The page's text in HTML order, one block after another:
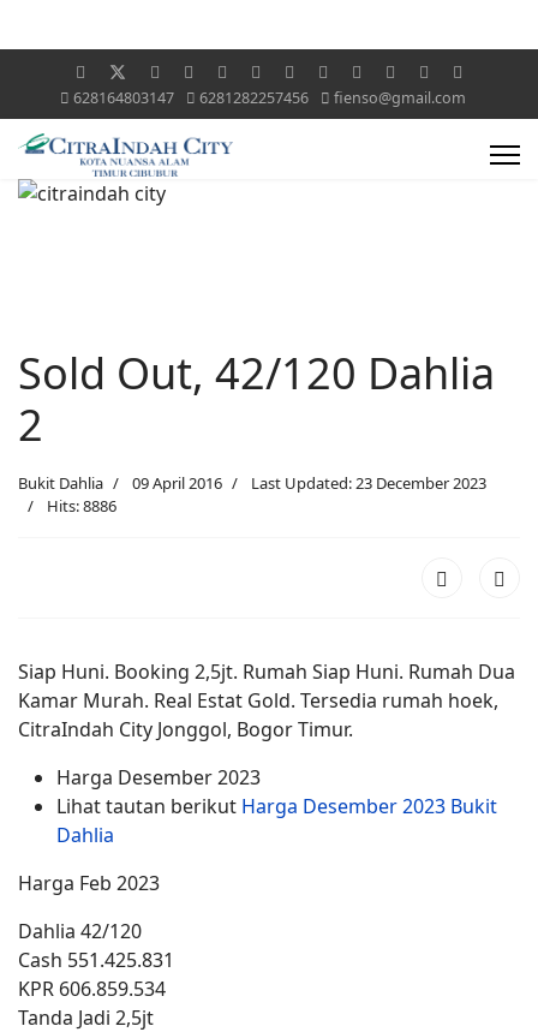
628164803147 6281282257456 fienso@gmail.com
Sold Out, 42/120 Dahlia
2
Bukit Dahlia 09 April 2016
Last Updated: 23 December 2023
Hits: 8886
Siap Huni. Booking 2,5jt. Rumah Siap Huni. Rumah Dua
Kamar Murah. Real Estat Gold. Tersedia rumah hoek,
CitraIndah City Jonggol, Bogor Timur.
Harga Desember 2023
Lihat tautan berikut Harga Desember 2023 Bukit
Dahlia
Harga Feb 2023
Dahlia 42/120
Cash 551.425.831
KPR 606.859.534
Tanda Jadi 2,5jt